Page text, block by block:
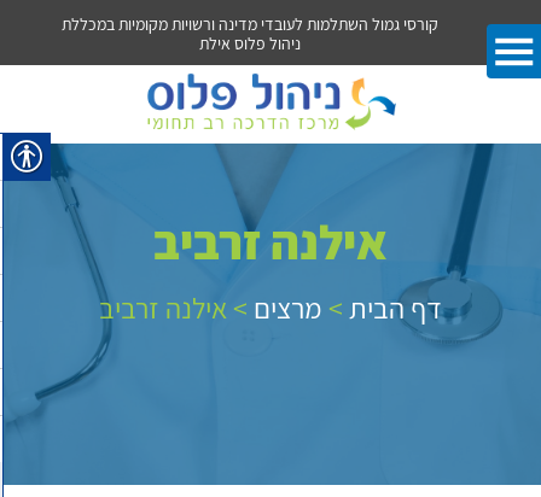
מקומיות במכללת קורסי ניהול רכש ולוגיסטיקה במכללת ניהול פלוס אילת
אילנה זרביב
דף הבית> מרצים >אילנה זרביב